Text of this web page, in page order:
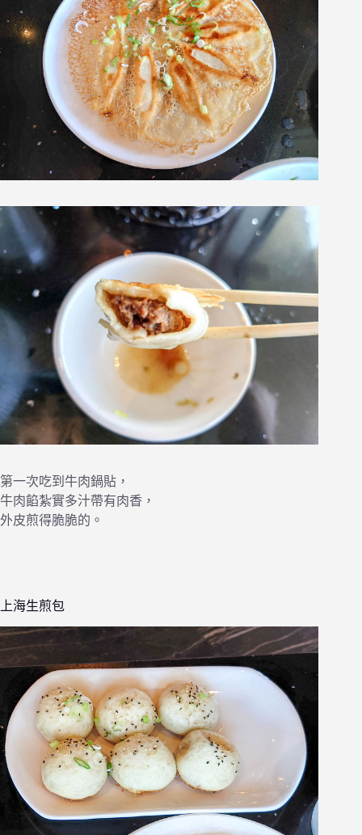
第一次吃到牛肉鍋貼，
牛肉餡紮實多汁帶有肉香，
外皮煎得脆脆的。
上海生煎包